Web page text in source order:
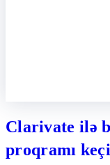
Clarivate ilə
proqramı